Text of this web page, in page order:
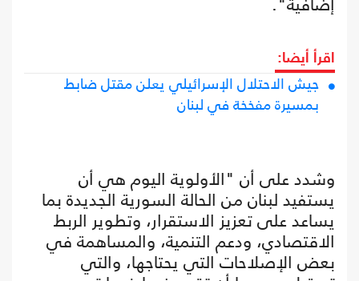
اقرأ أيضا:
جيش الاحتلال الإسرائيلي يعلن مقتل ضابط
بمسيرة مفخخة في لبنان
وشدد على أن "الأولوية اليوم هي أن
يستفيد لبنان من الحالة السورية الجديدة بما
يساعد على تعزيز الاستقرار، وتطوير الربط
الاقتصادي، ودعم التنمية، والمساهمة في
بعض الإصلاحات التي يحتاجها، والتي